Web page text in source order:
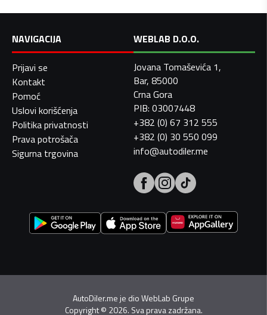
NAVIGACIJA
Prijavi se
Kontakt
Pomoć
Uslovi korišćenja
Politika privatnosti
Prava potrošača
Sigurna trgovina
WEBLAB D.O.O.
Jovana Tomaševića 1,
Bar, 85000
Crna Gora
PIB: 03007448
+382 (0) 67 312 555
+382 (0) 30 550 099
info@autodiler.me
AutoDiler.me je dioWebLab Grupe
Copyright© 2026. Sva prava zadržana.